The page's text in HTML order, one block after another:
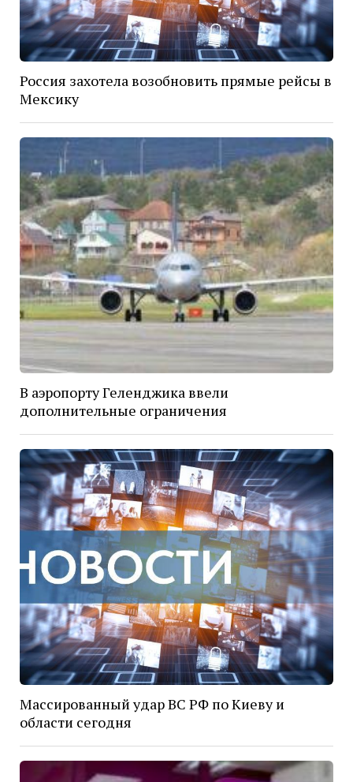
Россия захотела возобновить прямые рейсы в
Мексику
В аэропорту Геленджика ввели
дополнительные ограничения
Массированный удар ВС РФ по Киеву и
области сегодня